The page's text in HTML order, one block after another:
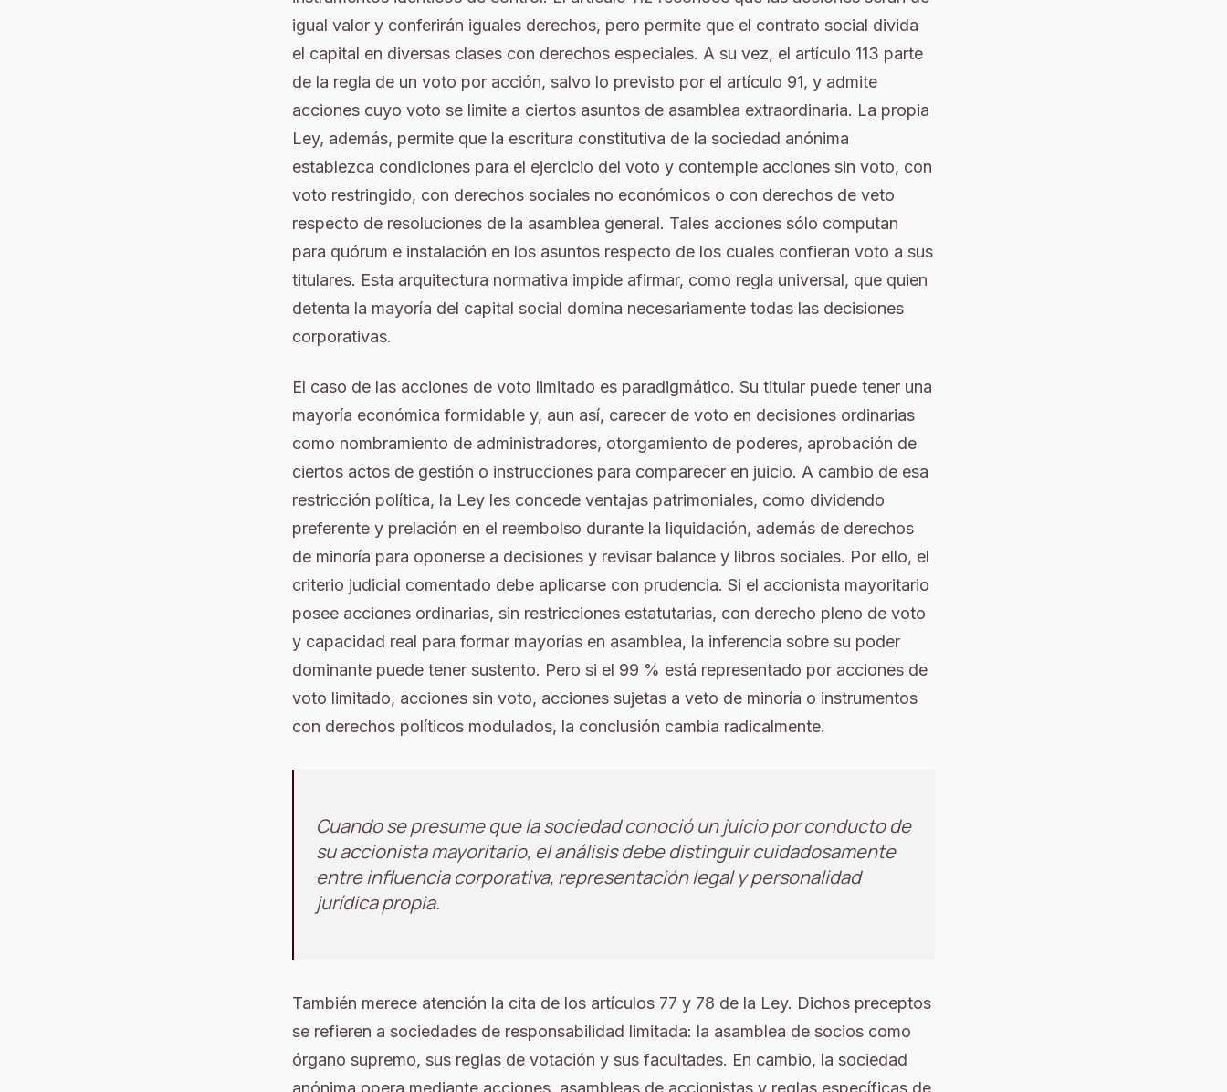
igual valor y conferirán iguales derechos, pero permite que el contrato social divida
el capital en diversas clases con derechos especiales. A su vez, el artículo 113 parte
de la regla de un voto por acción, salvo lo previsto por el artículo 91, y admite
acciones cuyo voto se limite a ciertos asuntos de asamblea extraordinaria. La propia
Ley, además, permite que la escritura constitutiva de la sociedad anónima
establezca condiciones para el ejercicio del voto y contemple acciones sin voto, con
voto restringido, con derechos sociales no económicos o con derechos de veto
respecto de resoluciones de la asamblea general. Tales acciones sólo computan
para quórum e instalación en los asuntos respecto de los cuales confieran voto a sus
titulares. Esta arquitectura normativa impide afirmar, como regla universal, que quien
detenta la mayoría del capital social domina necesariamente todas las decisiones
corporativas.
El caso de las acciones de voto limitado es paradigmático. Su titular puede tener una
mayoría económica formidable y, aun así, carecer de voto en decisiones ordinarias
como nombramiento de administradores, otorgamiento de poderes, aprobación de
ciertos actos de gestión o instrucciones para comparecer en juicio. A cambio de esa
restricción política, la Ley les concede ventajas patrimoniales, como dividendo
preferente y prelación en el reembolso durante la liquidación, además de derechos
de minoría para oponerse a decisiones y revisar balance y libros sociales. Por ello, el
criterio judicial comentado debe aplicarse con prudencia. Si el accionista mayoritario
posee acciones ordinarias, sin restricciones estatutarias, con derecho pleno de voto
y capacidad real para formar mayorías en asamblea, la inferencia sobre su poder
dominante puede tener sustento. Pero si el 99 % está representado por acciones de
voto limitado, acciones sin voto, acciones sujetas a veto de minoría o instrumentos
con derechos políticos modulados, la conclusión cambia radicalmente.
Cuando se presume que la sociedad conoció un juicio por conducto de
su accionista mayoritario, el análisis debe distinguir cuidadosamente
entre influencia corporativa, representación legal y personalidad
jurídica propia.
También merece atención la cita de los artículos 77 y 78 de la Ley. Dichos preceptos
se refieren a sociedades de responsabilidad limitada: la asamblea de socios como
órgano supremo, sus reglas de votación y sus facultades. En cambio, la sociedad
anónima opera mediante acciones, asambleas de accionistas y reglas específicas de